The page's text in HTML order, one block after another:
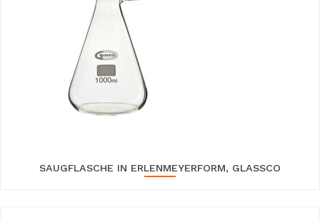
SAUGFLASCHE IN ERLENMEYERFORM, GLASSCO